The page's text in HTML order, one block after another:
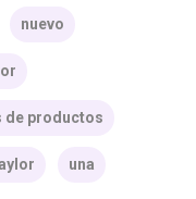
nuevo
de productos
una